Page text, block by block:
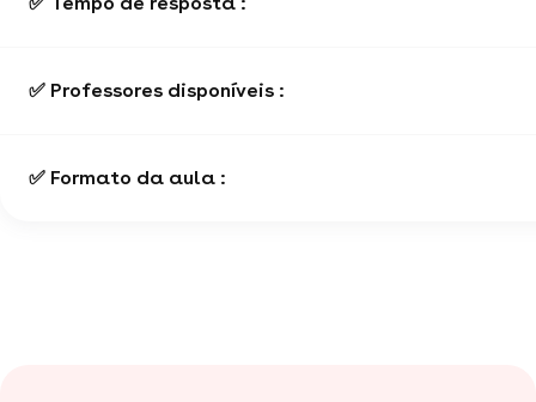
✅ Professores disponíveis :
✅ Formato da aula :